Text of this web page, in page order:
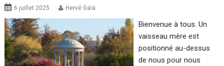
6 juillet 2025 Hervé Gaïa
Bienvenue à tous. Un
vaisseau mère est
positionné au-dessus
de nous pour nous